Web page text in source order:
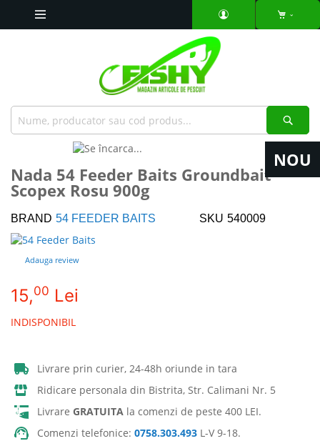
NOU
the
end
the
images
gallery
to
the
beginning
of
the
images
gallery
Nada 54 Feeder Baits Groundbait
Scopex Rosu 900g
BRAND 54 FEEDER BAITS SKU 540009
Adauga review
15,00 Lei
INDISPONIBIL
Livrare prin curier, 24-48h oriunde in tara
Ridicare personala din Bistrita, Str. Calimani Nr. 5
Livrare GRATUITA la comenzi de peste 400 LEI.
Comenzi telefonice: 0758.303.493 L-V 9-18.